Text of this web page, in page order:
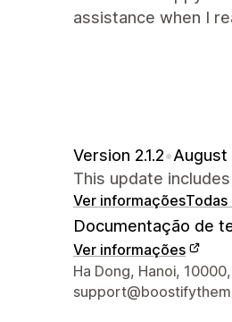
assistance when I
Version 2.1.2•August
This update
Ver informaçõesTodas
Documentação de
Ver informações
Informações de contato
Ha Dong, Hanoi,